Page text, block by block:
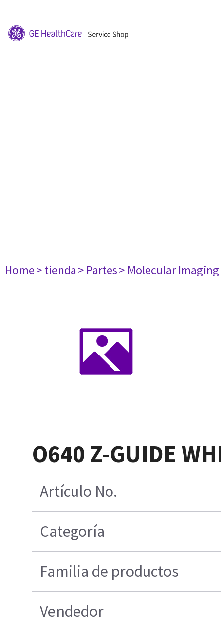
Home> tienda> Partes> Molecular
O640 Z-GUIDE
Artículo No.
Categoría
Familia de productos
Vendedor